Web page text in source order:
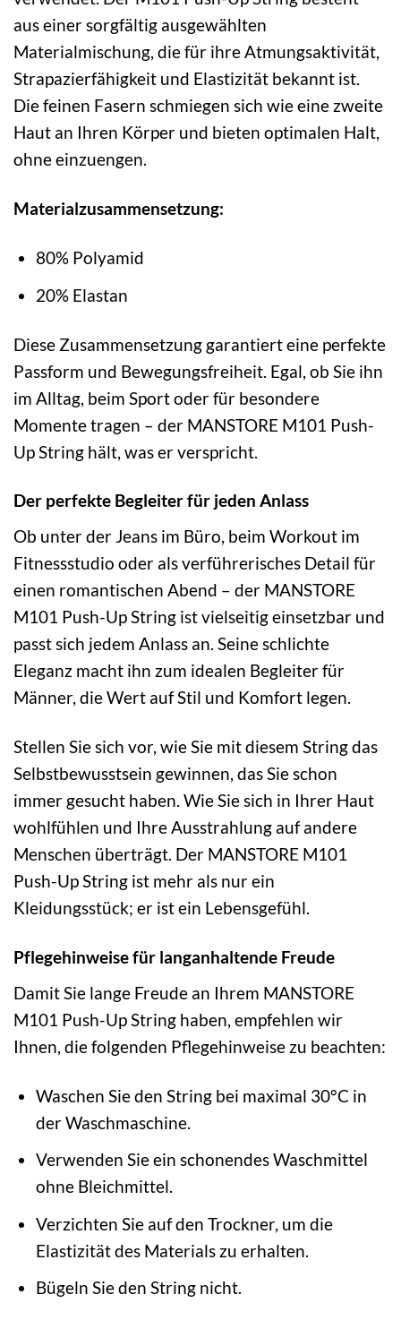
aus einer sorgfältig ausgewählten
Materialmischung, die für ihre Atmungsaktivität,
Strapazierfähigkeit und Elastizität bekannt ist.
Die feinen Fasern schmiegen sich wie eine zweite
Haut an Ihren Körper und bieten optimalen Halt,
ohne einzuengen.
Materialzusammensetzung:
80% Polyamid
20% Elastan
Diese Zusammensetzung garantiert eine perfekte
Passform und Bewegungsfreiheit. Egal, ob Sie ihn
im Alltag, beim Sport oder für besondere
Momente tragen – der MANSTORE M101 Push-
Up String hält, was er verspricht.
Der perfekte Begleiter für jeden Anlass
Ob unter der Jeans im Büro, beim Workout im
Fitnessstudio oder als verführerisches Detail für
einen romantischen Abend – der MANSTORE
M101 Push-Up String ist vielseitig einsetzbar und
passt sich jedem Anlass an. Seine schlichte
Eleganz macht ihn zum idealen Begleiter für
Männer, die Wert auf Stil und Komfort legen.
Stellen Sie sich vor, wie Sie mit diesem String das
Selbstbewusstsein gewinnen, das Sie schon
immer gesucht haben. Wie Sie sich in Ihrer Haut
wohlfühlen und Ihre Ausstrahlung auf andere
Menschen überträgt. Der MANSTORE M101
Push-Up String ist mehr als nur ein
Kleidungsstück; er ist ein Lebensgefühl.
Pflegehinweise für langanhaltende Freude
Damit Sie lange Freude an Ihrem MANSTORE
M101 Push-Up String haben, empfehlen wir
Ihnen, die folgenden Pflegehinweise zu beachten:
Waschen Sie den String bei maximal 30°C in
der Waschmaschine.
Verwenden Sie ein schonendes Waschmittel
ohne Bleichmittel.
Verzichten Sie auf den Trockner, um die
Elastizität des Materials zu erhalten.
Bügeln Sie den String nicht.